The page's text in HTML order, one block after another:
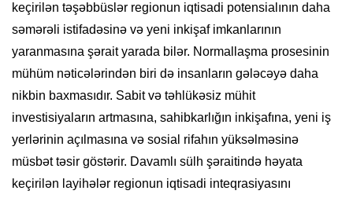
keçirilən təşəbbüslər regionun iqtisadi potensialının daha
səmərəli istifadəsinə və yeni inkişaf imkanlarının
yaranmasına şərait yarada bilər. Normallaşma prosesinin
mühüm nəticələrindən biri də insanların gələcəyə daha
nikbin baxmasıdır. Sabit və təhlükəsiz mühit
investisiyaların artmasına, sahibkarlığın inkişafına, yeni iş
yerlərinin açılmasına və sosial rifahın yüksəlməsinə
müsbət təsir göstərir. Davamlı sülh şəraitində həyata
keçirilən layihələr regionun iqtisadi inteqrasiyasını